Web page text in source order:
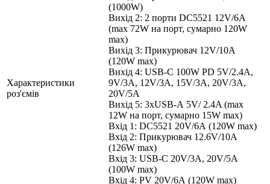
Характеристики
роз'ємів
(1000W)
Вихід 2: 2 порти DC5521 12V/6A
(max 72W на порт, сумарно 120W
max)
Вихід 3: Прикурювач 12V/10A
(120W max)
Вихід 4: USB-C 100W PD 5V/2.4A,
9V/3А, 12V/3А, 15V/3А, 20V/3А,
20V/5A
Вихід 5: 3хUSB-А 5V/ 2.4A (max
12W на порт, сумарно 15W max)
Вхід 1: DC5521 20V/6А (120W max)
Вхід 2: Прикурювач 12.6V/10A
(126W max)
Вхід 3: USB-C 20V/3А, 20V/5А
(100W max)
Вхід 4: PV 20V/6А (120W max)